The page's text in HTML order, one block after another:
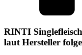
RINTI
laut Hersteller